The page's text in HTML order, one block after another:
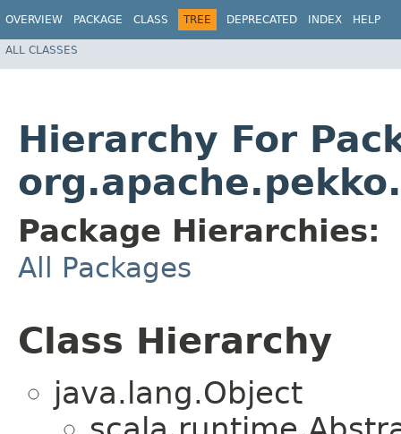
OVERVIEW PACKAGE CLASS TREE DEPRECATED INDEX HELP
ALL CLASSES
Hierarchy For
Package Hierarchies:
All Packages
Class Hierarchy
java.lang.Object